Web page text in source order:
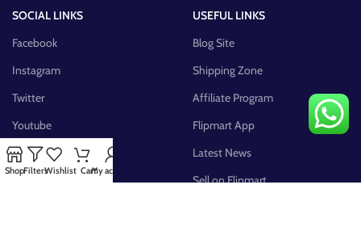
SOCIAL LINKS
Facebook
Instagram
Twitter
Youtube
Pinterest
FB Group
USEFUL LINKS
Blog Site
Shipping Zone
Affiliate Program
Flipmart App
Latest News
Sell on Flipmart
ShopFiltersWishlist CartMy account